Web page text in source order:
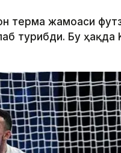
терма жамоаси
турибди. Бу ҳақда